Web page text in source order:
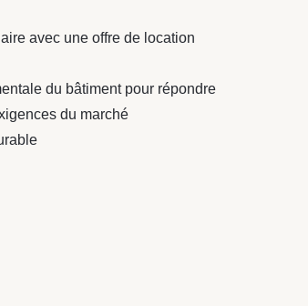
avec une offre de location
du bâtiment pour répondre
du marché